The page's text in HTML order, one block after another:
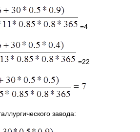
=4
=22
завода: